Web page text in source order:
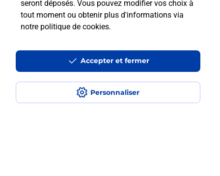
seront déposés. Vous pouvez modifier vos choix à
tout moment ou obtenir plus d'informations via
notre politique de cookies.
Personnaliser
Accepter et fermer
en ligne depuis votre boîte aux lettres
Comment envoyer un colis ou faire un
retour chez un e-commerçant sans se
déplacer ?
Envoyer un petit colis au meilleur